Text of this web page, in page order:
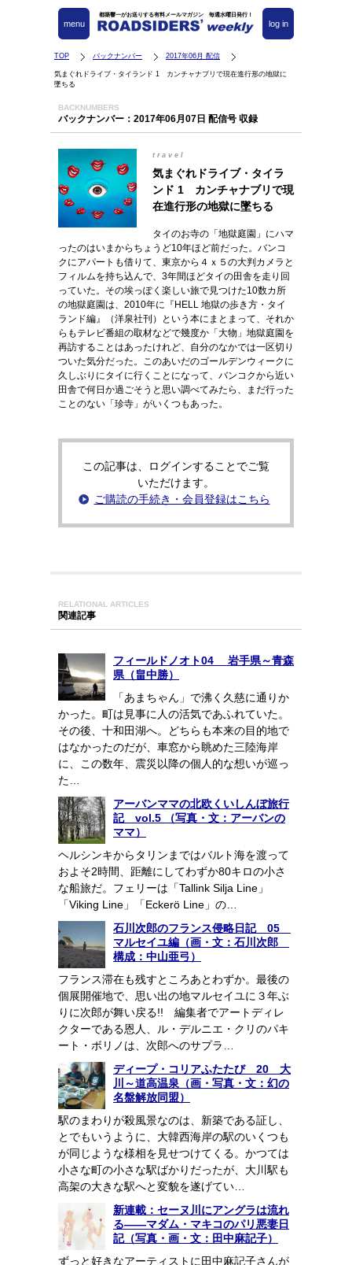
都築響一がお送りする有料メールマガジン 毎週水曜日発行！
log in
menu
TOP バックナンバー 2017年06月 配信
気まぐれドライブ・タイランド 1 カンチャナブリで現在進行形の地獄に
墜ちる
BACKNUMBERS
バックナンバー：2017年06月07日 配信号 収録
travel
気まぐれドライブ・タイラ
ンド 1 カンチャナブリで現
在進行形の地獄に墜ちる
タイのお寺の「地獄庭園」にハマ
ったのはいまからちょうど10年ほど前だった。バンコ
クにアパートも借りて、東京から４ｘ５の大判カメラと
フィルムを持ち込んで、3年間ほどタイの田舎を走り回
っていた。その埃っぽく楽しい旅で見つけた10数カ所
の地獄庭園は、2010年に『HELL 地獄の歩き方・タイ
ランド編』（洋泉社刊）という本にまとまって、それか
らもテレビ番組の取材などで幾度か「大物」地獄庭園を
再訪することはあったけれど、自分のなかでは一区切り
ついた気分だった。このあいだのゴールデンウィークに
久しぶりにタイに行くことになって、バンコクから近い
田舎で何日か過ごそうと思い調べてみたら、まだ行った
ことのない「珍寺」がいくつもあった。
この記事は、ログインすることでご覧
いただけます。
ご購読の手続き・会員登録はこちら
RELATIONAL ARTICLES
関連記事
フィールドノオト04 岩手県～青森
県（畠中勝）
「あまちゃん」で沸く久慈に通りか
かった。町は見事に人の活気であふれていた。
その後、十和田湖へ。どちらも本来の目的地で
はなかったのだが、車窓から眺めた三陸海岸
に、この数年、震災以降の個人的な想いが巡っ
た…
アーバンママの北欧くいしんぼ旅行
記 vol.5 （写真・文：アーバンの
ママ）
ヘルシンキからタリンまではバルト海を渡って
およそ2時間、距離にしてわずか80キロの小さ
な船旅だ。フェリーは「Tallink Silja Line」
「Viking Line」「Eckerö Line」の…
石川次郎のフランス侵略日記 05
マルセイユ編（画・文：石川次郎
構成：中山亜弓）
フランス滞在も残すところあとわずか。最後の
個展開催地で、思い出の地マルセイユに３年ぶ
りに次郎が舞い戻る!! 編集者でアートディレ
クターである恩人、ル・デルニエ・クリのパキ
ート・ボリノは、次郎へのサプラ…
ディープ・コリアふたたび 20 大
川～道高温泉（画・写真・文：幻の
名盤解放同盟）
駅のまわりが殺風景なのは、新築である証し、
とでもいうように、大韓西海岸の駅のいくつも
が同じような様相を見せつけてくる。かつては
小さな町の小さな駅ばかりだったが、大川駅も
高架の大きな駅へと変貌を遂げてい…
新連載：セーヌ川にアングラは流れ
る――マダム・マキコのパリ悪妻日
記（写真・画・文：田中麻記子）
ずっと好きなアーティストに田中麻記子さんが